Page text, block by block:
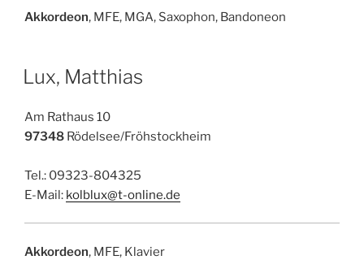
Akkordeon, MFE, MGA, Saxophon, Bandoneon
Lux, Matthias
Am Rathaus 10
97348 Rödelsee/Fröhstockheim
Tel.: 09323-804325
E-Mail: kolblux@t-online.de
Akkordeon, MFE, Klavier